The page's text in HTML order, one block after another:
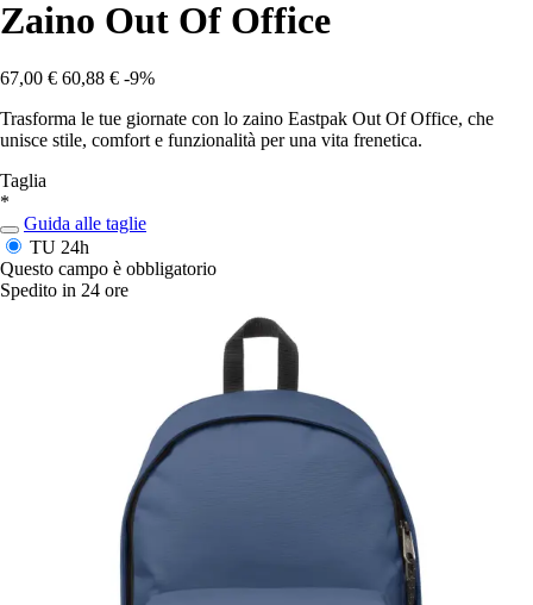
Zaino Out Of Office
67,00 € 60,88 € -9%
Trasforma le tue giornate con lo zaino Eastpak Out Of Office, che
unisce stile, comfort e funzionalità per una vita frenetica.
Taglia
*
Guida alle taglie
TU 24h
Questo campo è obbligatorio
Spedito in 24 ore